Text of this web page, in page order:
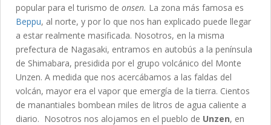
popular para el turismo de onsen. La zona más famosa es
Beppu, al norte, y por lo que nos han explicado puede llegar
a estar realmente masificada. Nosotros, en la misma
prefectura de Nagasaki, entramos en autobús a la península
de Shimabara, presidida por el grupo volcánico del Monte
Unzen. A medida que nos acercábamos a las faldas del
volcán, mayor era el vapor que emergía de la tierra. Cientos
de manantiales bombean miles de litros de agua caliente a
diario. Nosotros nos alojamos en el pueblo de Unzen, en